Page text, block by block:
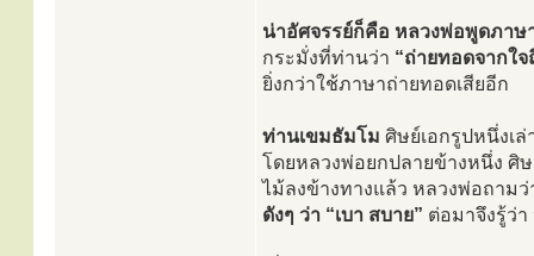
น่าอัศจรรย์ก็คือ หลวงพ่อพูดภาษ
กระมั่งที่ท่านว่า “ถ่ายทอดจากใจ
ยิ่งกว่าใช้ภาษาถ่ายทอดเสียอีก
ท่านเขมธัมโม ศิษย์เอกรูปหนึ่งเ
โดยหลวงพ่อยกปลายข้างหนึ่ง ศิ
ไม้ลงข้างทางแล้ว หลวงพ่อถามว่
ดังๆ ว่า “เบา สบาย” ต่อมาจึงรู้ว่